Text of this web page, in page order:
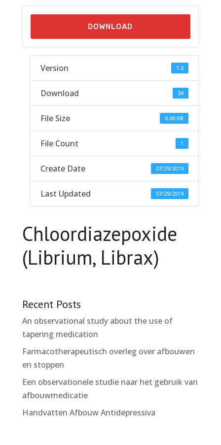
DOWNLOAD
Version 1.0
Download 24
File Size 0.00 KB
File Count 1
Create Date 07/29/2019
Last Updated 07/29/2019
Chloordiazepoxide
(Librium, Librax)
Recent Posts
An observational study about the use of
tapering medication
Farmacotherapeutisch overleg over afbouwen
en stoppen
Een observationele studie naar het gebruik van
afbouwmedicatie
Handvatten Afbouw Antidepressiva